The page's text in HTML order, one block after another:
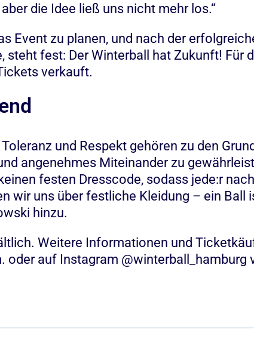
die Idee ließ uns nicht mehr los.“
Event zu planen, und nach der
fest: Der Winterball hat Zukunft! Für
verkauft.
und Respekt gehören zu den
angenehmes Miteinander zu
festen Dresscode, sodass jede:r
wir uns über festliche Kleidung – ein Ball
hinzu.
Weitere Informationen und
oder auf Instagram @winterball_hamburg